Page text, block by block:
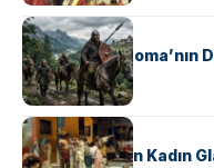
KÜLTÜR
Ostrogotlar Roma’nın
Ele Geçirdi?
KÜLTÜR
Antik Roma’nın Kadın